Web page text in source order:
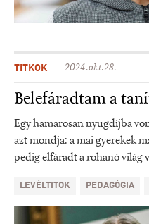
TITKOK 2024.okt.28.
Belefáradtam a
Egy hamarosan nyugdíjba
azt mondja: a mai gyerekek
pedig elfáradt a rohanó világ
LEVÉLTITOK PEDAGÓGIA